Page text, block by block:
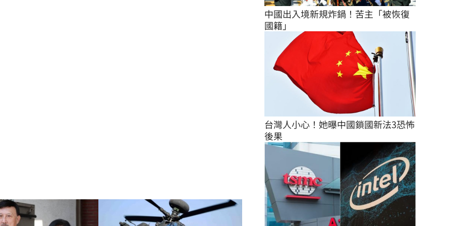
中國出入境新規炸鍋！苦主「被恢復
國籍」
台灣人小心！她曝中國鎖國新法3恐怖
後果